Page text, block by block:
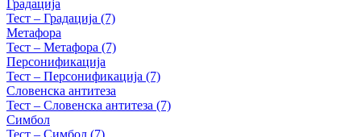
Градација
Тест – Градација (7)
Метафора
Тест – Метафора (7)
Персонификација
Тест – Персонификација (7)
Словенска антитеза
Тест – Словенска антитеза (7)
Симбол